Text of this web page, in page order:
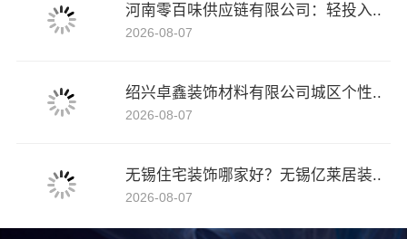
河南零百味供应链有限公司：轻投入..
2026-08-07
绍兴卓鑫装饰材料有限公司城区个性..
2026-08-07
无锡住宅装饰哪家好？无锡亿莱居装..
2026-08-07